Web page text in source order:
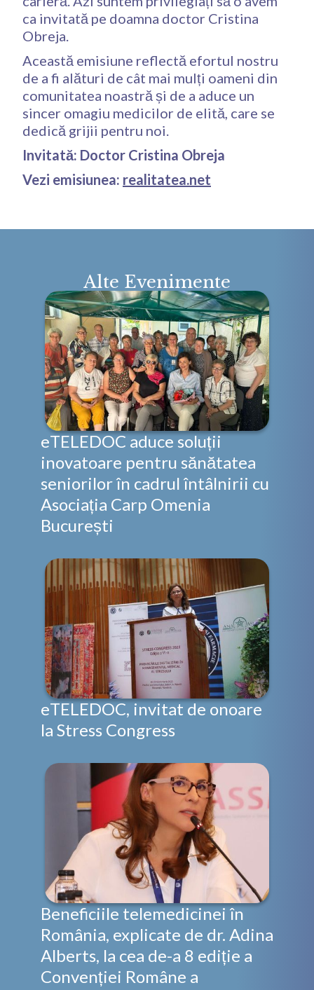
ca invitată pe doamna doctor Cristina
Obreja.
Această emisiune reflectă efortul nostru
de a fi alături de cât mai mulți oameni din
comunitatea noastră și de a aduce un
sincer omagiu medicilor de elită, care se
dedică grijii pentru noi.
Invitată: Doctor Cristina Obreja
Vezi emisiunea: realitatea.net
Alte Evenimente
eTELEDOC aduce soluții
inovatoare pentru sănătatea
seniorilor în cadrul întâlnirii cu
Asociația Carp Omenia
București
eTELEDOC, invitat de onoare
la Stress Congress
Beneficiile telemedicinei în
România, explicate de dr. Adina
Alberts, la cea de-a 8 ediție a
Convenției Române a